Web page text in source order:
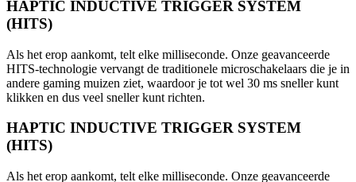
HAPTIC INDUCTIVE TRIGGER SYSTEM
(HITS)
Als het erop aankomt, telt elke milliseconde. Onze geavanceerde
HITS-technologie vervangt de traditionele microschakelaars die je in
andere gaming muizen ziet, waardoor je tot wel 30 ms sneller kunt
klikken en dus veel sneller kunt richten.
HAPTIC INDUCTIVE TRIGGER SYSTEM
(HITS)
Als het erop aankomt, telt elke milliseconde. Onze geavanceerde